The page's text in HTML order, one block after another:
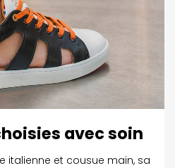
avec soin
italienne et cousue main, sa